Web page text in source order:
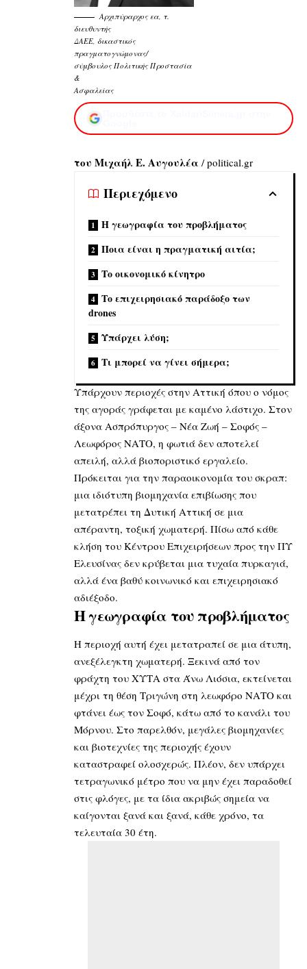
Αρχιπύραρχος εα, τ.
διευθυντής
ΔΑΕΕ, δικαστικός
πραγματογνώμονας/
σύμβουλος Πολιτικής Προστασία
&
Ασφαλείας
του Μιχαήλ Ε. Αυγουλέα / political.gr
Περιεχόμενο
Η γεωγραφία του προβλήματος
Ποια είναι η πραγματική αιτία;
Το οικονομικό κίνητρο
Το επιχειρησιακό παράδοξο των
drones
Υπάρχει λύση;
Τι μπορεί να γίνει σήμερα;
Υπάρχουν περιοχές στην Αττική όπου ο νόμος
της αγοράς γράφεται με καμένο λάστιχο. Στον
άξονα Ασπρόπυργος – Νέα Ζωή – Σοφός –
Λεωφόρος ΝΑΤΟ, η φωτιά δεν αποτελεί
απειλή, αλλά βιοποριστικό εργαλείο.
Πρόκειται για την παραοικονομία του σκραπ:
μια ιδιότυπη βιομηχανία επιβίωσης που
μετατρέπει τη Δυτική Αττική σε μια
απέραντη, τοξική χωματερή. Πίσω από κάθε
κλήση του Κέντρου Επιχειρήσεων προς την ΠΥ
Ελευσίνας δεν κρύβεται μια τυχαία πυρκαγιά,
αλλά ένα βαθύ κοινωνικό και επιχειρησιακό
αδιέξοδο.
Η γεωγραφία του προβλήματος
Η περιοχή αυτή έχει μετατραπεί σε μια άτυπη,
ανεξέλεγκτη χωματερή. Ξεκινά από τον
φράχτη του ΧΥΤΑ στα Άνω Λιόσια, εκτείνεται
μέχρι τη θέση Τριγώνη στη λεωφόρο ΝΑΤΟ και
φτάνει έως τον Σοφό, κάτω από το κανάλι του
Μόρνου. Στο παρελθόν, μεγάλες βιομηχανίες
και βιοτεχνίες της περιοχής έχουν
καταστραφεί ολοσχερώς. Πλέον, δεν υπάρχει
τετραγωνικό μέτρο που να μην έχει παραδοθεί
στις φλόγες, με τα ίδια ακριβώς σημεία να
καίγονται ξανά και ξανά, κάθε χρόνο, τα
τελευταία 30 έτη.